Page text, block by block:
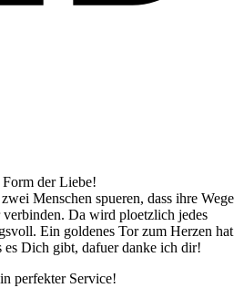
der Liebe!
Menschen spueren, dass ihre Wege
Da wird ploetzlich jedes
Ein goldenes Tor zum Herzen hat
es Dich gibt, dafuer danke ich dir!
perfekter Service!